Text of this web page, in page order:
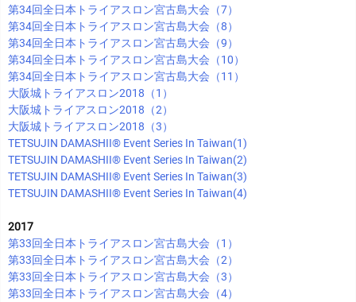
第34回全日本トライアスロン宮古島大会（7）
第34回全日本トライアスロン宮古島大会（8）
第34回全日本トライアスロン宮古島大会（9）
第34回全日本トライアスロン宮古島大会（10）
第34回全日本トライアスロン宮古島大会（11）
大阪城トライアスロン2018（1）
大阪城トライアスロン2018（2）
大阪城トライアスロン2018（3）
TETSUJIN DAMASHII®︎ Event Series In Taiwan(1)
TETSUJIN DAMASHII®︎ Event Series In Taiwan(2)
TETSUJIN DAMASHII®︎ Event Series In Taiwan(3)
TETSUJIN DAMASHII®︎ Event Series In Taiwan(4)
2017
第33回全日本トライアスロン宮古島大会（1）
第33回全日本トライアスロン宮古島大会（2）
第33回全日本トライアスロン宮古島大会（3）
第33回全日本トライアスロン宮古島大会（4）